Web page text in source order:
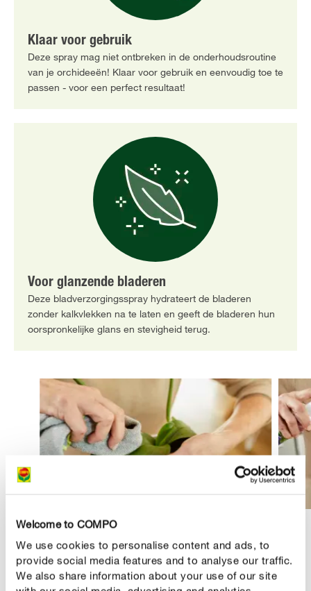
Welcome to COMPO
We use cookies to personalise content and ads, to
provide social media features and to analyse our traffic.
We also share information about your use of our site
Klaar voor gebruik
Deze spray mag niet ontbreken in de onderhoudsroutine
van je orchideeën! Klaar voor gebruik en eenvoudig toe te
passen - voor een perfect resultaat!
Voor glanzende bladeren
Deze bladverzorgingsspray hydrateert de bladeren
zonder kalkvlekken na te laten en geeft de bladeren hun
oorspronkelijke glans en stevigheid terug.
PRODUCTBESCHRIJVING